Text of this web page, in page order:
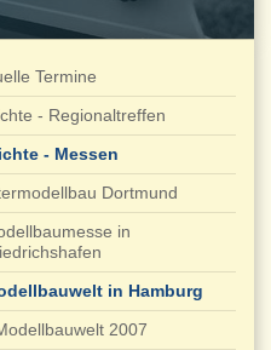
Termine
- Regionaltreffen
- Messen
Dortmund
in
in Hamburg
2007